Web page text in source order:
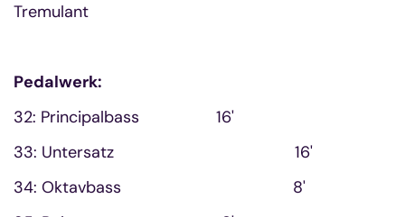
Tremulant
Pedalwerk:
32: Principalbass 16'
33: Untersatz 16'
34: Oktavbass 8'